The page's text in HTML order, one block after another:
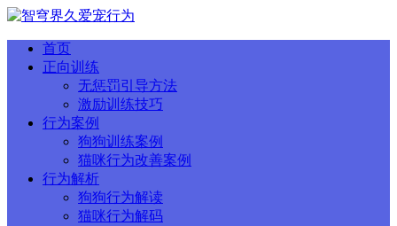
首页
正向训练
无惩罚引导方法
激励训练技巧
行为案例
狗狗训练案例
猫咪行为改善案例
行为解析
狗狗行为解读
猫咪行为解码